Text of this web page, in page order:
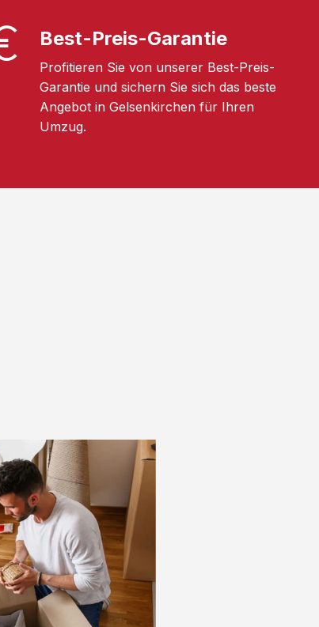
Best-Preis-Garantie
Profitieren Sie von unserer Best-Preis-
Garantie und sichern Sie sich das beste
Angebot in Gelsenkirchen für Ihren
Umzug.